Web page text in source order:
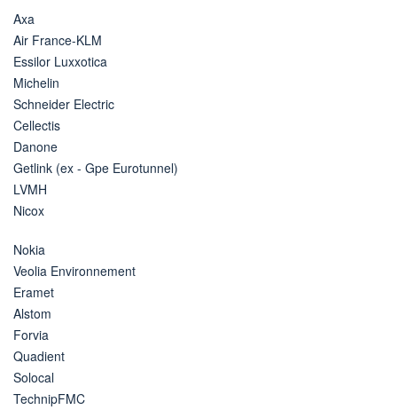
Axa
Air France-KLM
Essilor Luxxotica
Michelin
Schneider Electric
Cellectis
Danone
Getlink (ex - Gpe Eurotunnel)
LVMH
Nicox
Nokia
Veolia Environnement
Eramet
Alstom
Forvia
Quadient
Solocal
TechnipFMC